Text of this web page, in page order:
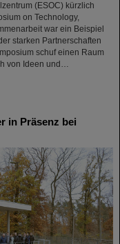
(ESOC) kürzlich
on Technology,
war ein Beispiel
starken Partnerschaften
schuf einen Raum
von Ideen und…
in Präsenz bei